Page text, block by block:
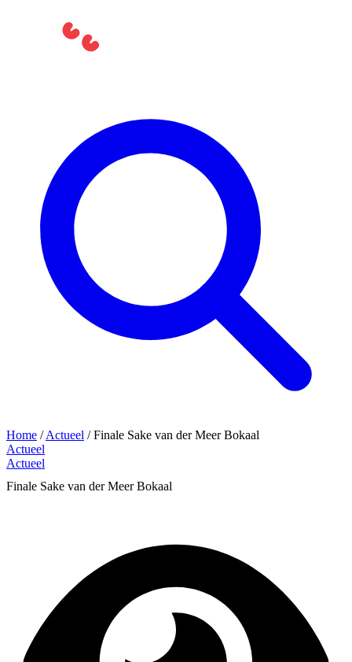
Home /Actueel /Finale Sake van der Meer Bokaal
Actueel
Actueel
Finale Sake van der Meer Bokaal